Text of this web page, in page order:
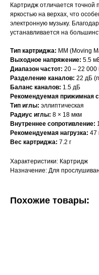
Картридж отличается точной
яркостью на верхах, что
электронную музыку.
устанавливается на
Тип картриджа: MM (Moving
Выходное напряжение: 5.5
Диапазон частот: 20 – 22 000
Разделение каналов: 22 дБ
Баланс каналов: 1.5 дБ
Рекомендуемая прижимная
Тип иглы: эллиптическая
Радиус иглы: 8 × 18 мкм
Внутреннее сопротивление:
Рекомендуемая нагрузка: 47
Вес картриджа: 7.2 г
Характеристики: Картридж
Назначение: Для
Похожие товары: